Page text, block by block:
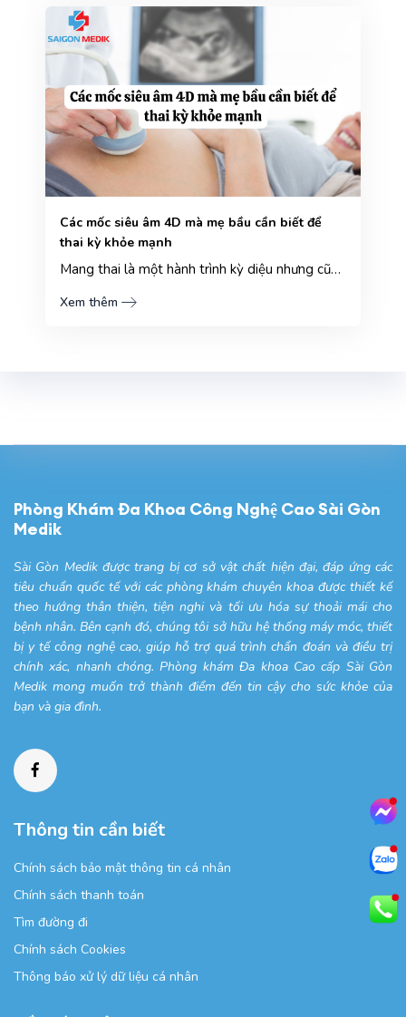
Các mốc siêu âm 4D mà mẹ bầu cần biết để
thai kỳ khỏe mạnh
Mang thai là một hành trình kỳ diệu nhưng cũng đầy lo lắng đối với các mẹ bầu. Để đảm bảo thai nhi p...
Xem thêm
Phòng Khám Đa Khoa Công Nghệ Cao Sài Gòn
Medik
Sài Gòn Medik được trang bị cơ sở vật chất hiện đại, đáp ứng các
tiêu chuẩn quốc tế với các phòng khám chuyên khoa được thiết kế
theo hướng thân thiện, tiện nghi và tối ưu hóa sự thoải mái cho
bệnh nhân. Bên cạnh đó, chúng tôi sở hữu hệ thống máy móc, thiết
bị y tế công nghệ cao, giúp hỗ trợ quá trình chẩn đoán và điều trị
chính xác, nhanh chóng. Phòng khám Đa khoa Cao cấp Sài Gòn
Medik mong muốn trở thành điểm đến tin cậy cho sức khỏe của
bạn và gia đình.
Thông tin cần biết
Chính sách bảo mật thông tin cá nhân
Chính sách thanh toán
Tìm đường đi
Chính sách Cookies
Thông báo xử lý dữ liệu cá nhân